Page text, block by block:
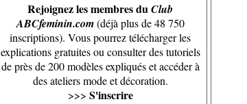
Rejoignez les membres duClub
ABCfeminin.com(déjà plus de 48 750
inscriptions). Vous pourrez télécharger les
explications gratuites ou consulter des tutoriels
de près de 200 modèles expliqués et accéder à
des ateliers mode et décoration.
>>> S'inscrire